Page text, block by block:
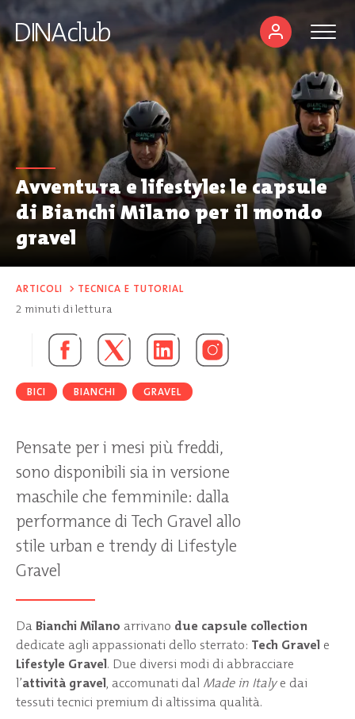
Avventura e lifestyle: le capsule
di Bianchi Milano per il mondo
gravel
ARTICOLI > TECNICA E TUTORIAL
2 minuti di lettura
BICI BIANCHI GRAVEL
Pensate per i mesi più freddi,
sono disponibili sia in versione
maschile che femminile: dalla
performance di Tech Gravel allo
stile urban e trendy di Lifestyle
Gravel
Da Bianchi Milano arrivano due capsule collection
dedicate agli appassionati dello sterrato: Tech Gravel e
Lifestyle Gravel. Due diversi modi di abbracciare
l’attività gravel, accomunati dal Made in Italye dai
tessuti tecnici premium di altissima qualità.